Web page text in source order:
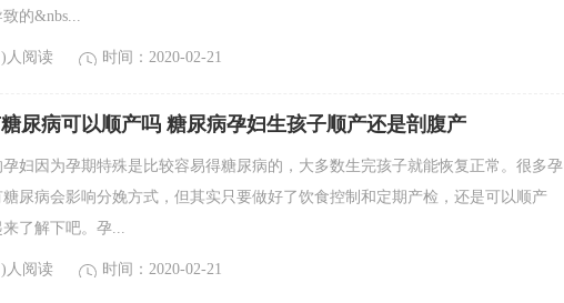
的&nbs...
人阅读 时间：2020-02-21
尿病可以顺产吗 糖尿病孕妇生孩子顺产还是剖腹产
妇因为孕期特殊是比较容易得糖尿病的，大多数生完孩子就能恢复正常。很多孕
尿病会影响分娩方式，但其实只要做好了饮食控制和定期产检，还是可以顺产
来了解下吧。孕...
人阅读 时间：2020-02-21